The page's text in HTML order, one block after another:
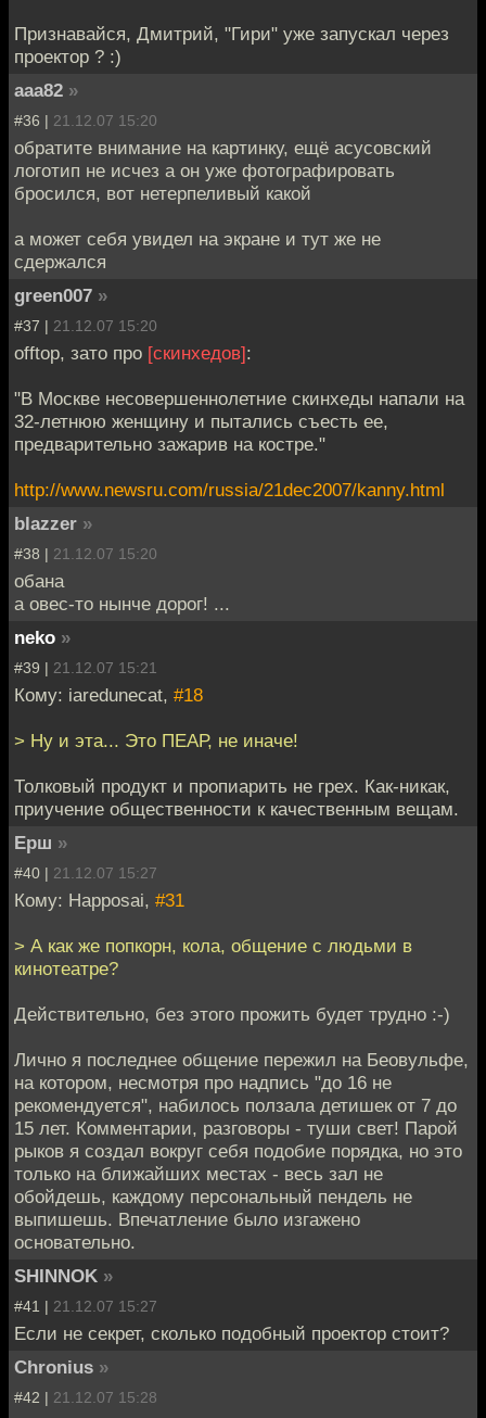
Признавайся, Дмитрий, "Гири" уже запускал через
проектор ? :)
aaa82 »
#36 | 21.12.07 15:20
обратите внимание на картинку, ещё асусовский
логотип не исчез а он уже фотографировать
бросился, вот нетерпеливый какой
а может себя увидел на экране и тут же не
сдержался
green007 »
#37 | 21.12.07 15:20
offtop, зато про [скинхедов]:
"В Москве несовершеннолетние скинхеды напали на
32-летнюю женщину и пытались съесть ее,
предварительно зажарив на костре."
http://www.newsru.com/russia/21dec2007/kanny.html
blazzer »
#38 | 21.12.07 15:20
обана
а овес-то нынче дорог! ...
neko »
#39 | 21.12.07 15:21
Кому: iaredunecat, #18
> Ну и эта... Это ПЕАР, не иначе!
Толковый продукт и пропиарить не грех. Как-никак,
приучение общественности к качественным вещам.
Ерш »
#40 | 21.12.07 15:27
Кому: Happosai, #31
> А как же попкорн, кола, общение с людьми в
кинотеатре?
Действительно, без этого прожить будет трудно :-)
Лично я последнее общение пережил на Беовульфе,
на котором, несмотря про надпись "до 16 не
рекомендуется", набилось ползала детишек от 7 до
15 лет. Комментарии, разговоры - туши свет! Парой
рыков я создал вокруг себя подобие порядка, но это
только на ближайших местах - весь зал не
обойдешь, каждому персональный пендель не
выпишешь. Впечатление было изгажено
основательно.
SHINNOK »
#41 | 21.12.07 15:27
Если не секрет, сколько подобный проектор стоит?
Chronius »
#42 | 21.12.07 15:28